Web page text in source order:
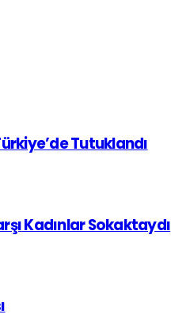
Tutuklandı
Kadınlar Sokaktaydı